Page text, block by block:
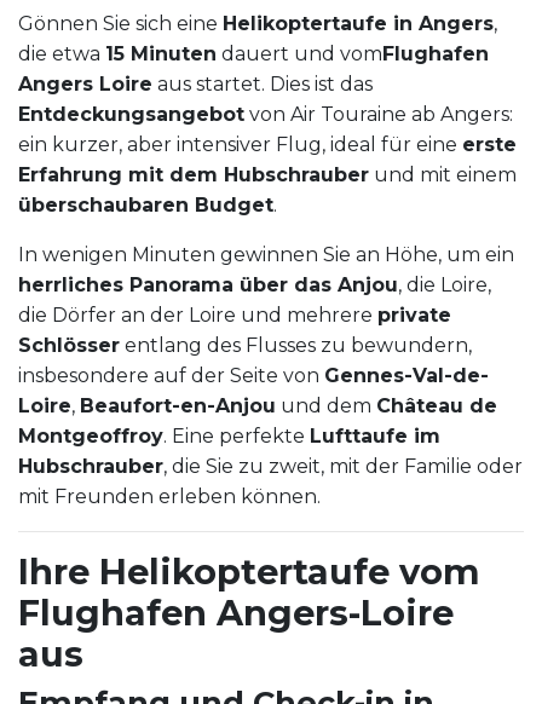
Gönnen Sie sich eine Helikoptertaufe in Angers,
die etwa 15 Minuten dauert und vomFlughafen
Angers Loire aus startet. Dies ist das
Entdeckungsangebot von Air Touraine ab Angers:
ein kurzer, aber intensiver Flug, ideal für eine erste
Erfahrung mit dem Hubschrauber und mit einem
überschaubaren Budget.
In wenigen Minuten gewinnen Sie an Höhe, um ein
herrliches Panorama über das Anjou, die Loire,
die Dörfer an der Loire und mehrere private
Schlösser entlang des Flusses zu bewundern,
insbesondere auf der Seite von Gennes-Val-de-
Loire, Beaufort-en-Anjou und dem Château de
Montgeoffroy. Eine perfekte Lufttaufe im
Hubschrauber, die Sie zu zweit, mit der Familie oder
mit Freunden erleben können.
Ihre Helikoptertaufe vom
Flughafen Angers-Loire
aus